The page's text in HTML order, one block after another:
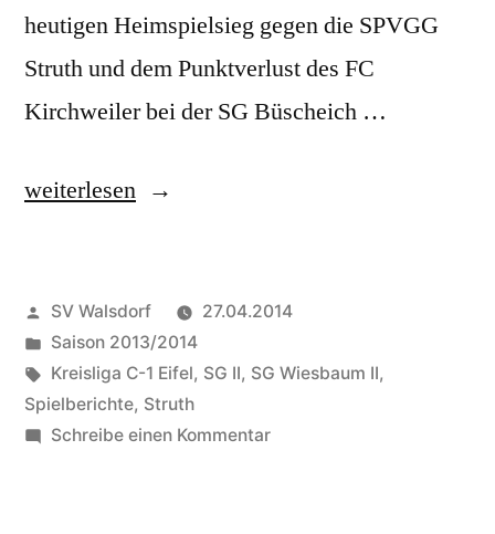
heutigen Heimspielsieg gegen die SPVGG
Struth und dem Punktverlust des FC
Kirchweiler bei der SG Büscheich …
„Kantersieg:
II
übernimmt
die
Tabellenführung“
weiterlesen
Veröffentlicht
von
SV Walsdorf
27.04.2014
Veröffentlicht
in
Saison 2013/2014
Schlagwörter:
Kreisliga C-1 Eifel, SG II, SG Wiesbaum II,
Spielberichte, Struth
Schreibe einen Kommentarzu